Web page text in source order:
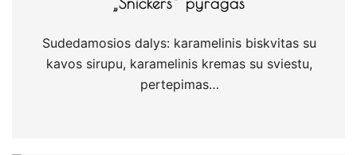
Sudedamosios dalys: karamelinis biskvitas su
kavos sirupu, karamelinis kremas su sviestu,
pertepimas…